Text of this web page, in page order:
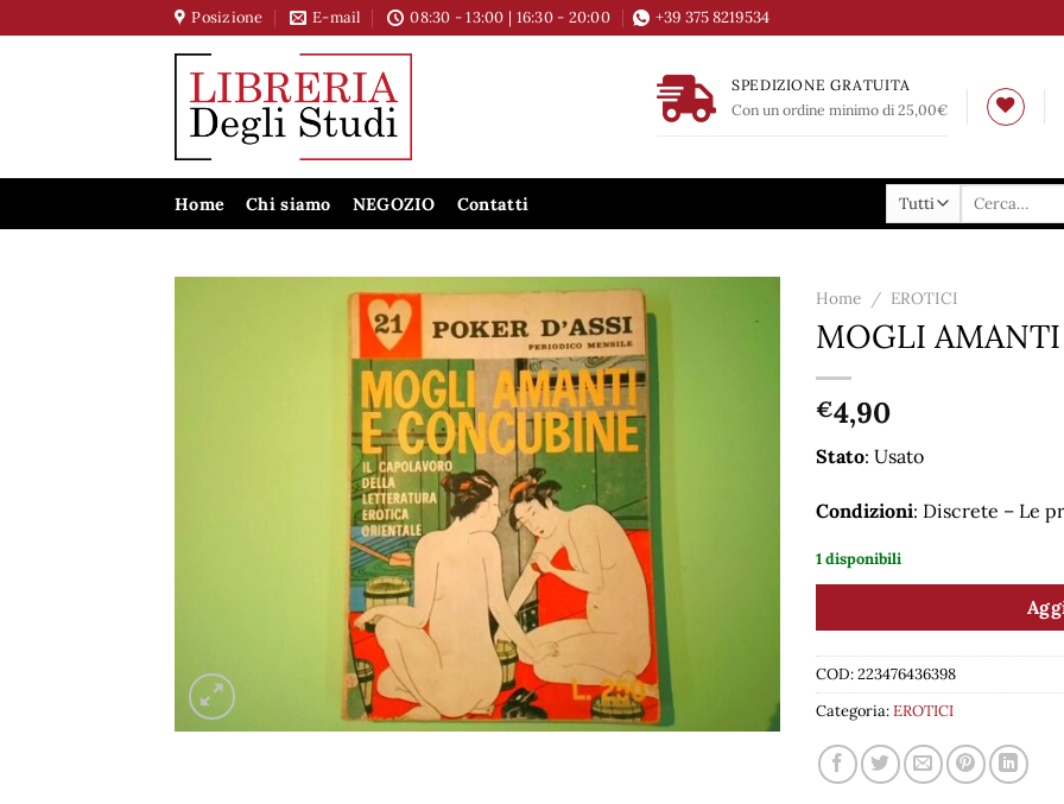
ai
Posizione E-mail 08:30 - 13:00 | 16:30 - 20:00 +39 375 8219534
SPEDIZIONE GRATUITA
Con un ordine minimo di 25,00€
Home Chi siamo NEGOZIO Contatti Cerca:
Home / EROTICI
MOGLI
€4,90
Stato: Usato
Condizioni: Discrete – Le
1 disponibili
COD:223476436398
Categoria:EROTICI